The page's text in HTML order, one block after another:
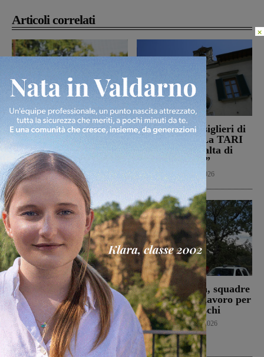
Articoli correlati
Il Montevarchi affronta
in amichevole l’Ancona
Calcio 8 Agosto 2026
Reggello, i consiglieri di
opposizione: “La TARI
2026 resta più alta di
quella del 2022”
Politica 8 Agosto 2026
Prima stagionale per la
Sangiovannese, al
“Fedini” arriva il San
Donato Tavarnelle
San Giovanni Valdarno
8 Agosto 2026
Loro Ciuffenna, squadre
antincendio al lavoro per
un rogo nei boschi
Cronaca 8 Agosto 2026
×